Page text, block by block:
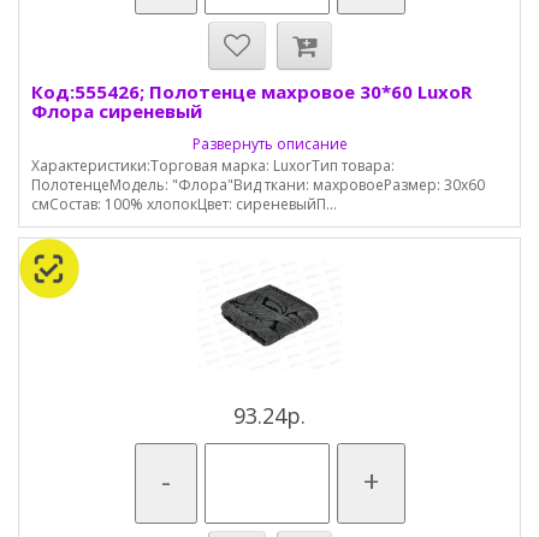
Код:555426; Полотенце махровое 30*60 LuxoR
Флора сиреневый
Развернуть описание
Характеристики:Торговая марка: LuxorТип товара:
ПолотенцеМодель: "Флора"Вид ткани: махровоеРазмер: 30х60
смСостав: 100% хлопокЦвет: сиреневыйП...
93.24р.
- +